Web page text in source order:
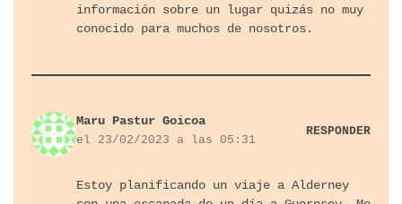
información sobre un lugar quizás no muy
conocido para muchos de nosotros.
Maru Pastur Goicoa
el 23/02/2023 a las 05:31
RESPONDER
Estoy planificando un viaje a Alderney